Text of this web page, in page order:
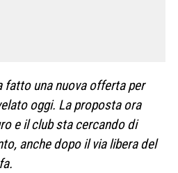
fatto una nuova offerta per
oggi. La proposta ora
e il club sta cercando di
anche dopo il via libera del